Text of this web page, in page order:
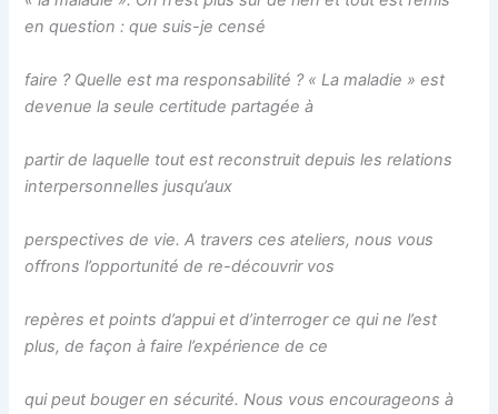
en question : que suis-je censé
faire ? Quelle est ma responsabilité ? « La maladie » est
devenue la seule certitude partagée à
partir de laquelle tout est reconstruit depuis les relations
interpersonnelles jusqu’aux
perspectives de vie. A travers ces ateliers, nous vous
offrons l’opportunité de re-découvrir vos
repères et points d’appui et d’interroger ce qui ne l’est
plus, de façon à faire l’expérience de ce
qui peut bouger en sécurité. Nous vous encourageons à